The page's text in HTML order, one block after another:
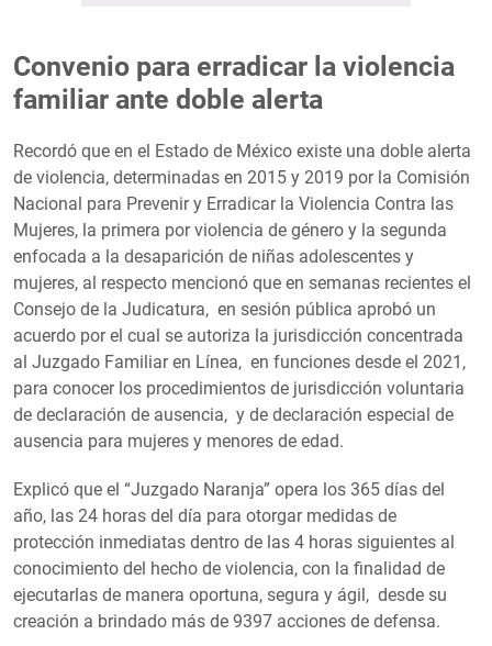
Convenio para erradicar la violencia
familiar ante doble alerta
Recordó que en el Estado de México existe una doble alerta
de violencia, determinadas en 2015 y 2019 por la Comisión
Nacional para Prevenir y Erradicar la Violencia Contra las
Mujeres, la primera por violencia de género y la segunda
enfocada a la desaparición de niñas adolescentes y
mujeres, al respecto mencionó que en semanas recientes el
Consejo de la Judicatura, en sesión pública aprobó un
acuerdo por el cual se autoriza la jurisdicción concentrada
al Juzgado Familiar en Línea, en funciones desde el 2021,
para conocer los procedimientos de jurisdicción voluntaria
de declaración de ausencia, y de declaración especial de
ausencia para mujeres y menores de edad.
Explicó que el “Juzgado Naranja” opera los 365 días del
año, las 24 horas del día para otorgar medidas de
protección inmediatas dentro de las 4 horas siguientes al
conocimiento del hecho de violencia, con la finalidad de
ejecutarlas de manera oportuna, segura y ágil, desde su
creación a brindado más de 9397 acciones de defensa.